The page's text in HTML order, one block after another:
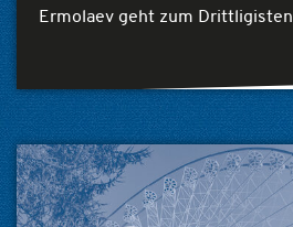
Ermolaev geht zum Drittligisten